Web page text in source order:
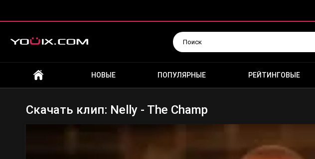
НОВЫЕ ПОПУЛЯРНЫЕ РЕЙТИНГОВЫЕ
Скачать клип: Nelly - The Champ